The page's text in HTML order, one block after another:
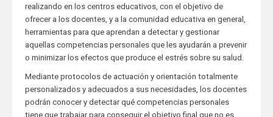
realizando en los centros educativos, con el objetivo de
ofrecer a los docentes, y a la comunidad educativa en general,
herramientas para que aprendan a detectar y gestionar
aquellas competencias personales que les ayudarán a prevenir
o minimizar los efectos que produce el estrés sobre su salud.
Mediante protocolos de actuación y orientación totalmente
personalizados y adecuados a sus necesidades, los docentes
podrán conocer y detectar qué competencias personales
tiene que trabajar para conseguir el objetivo final que no es